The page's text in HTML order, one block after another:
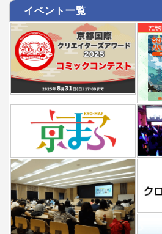
イベント一覧